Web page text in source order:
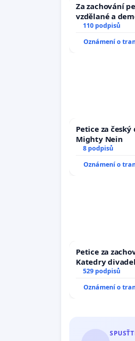
Za zachování
vzdělané a
110 podpisů
Oznámení o
Petice za
Mighty Nein
8 podpisů
Oznámení o
Petice za
Katedry
529 podpisů
Oznámení o